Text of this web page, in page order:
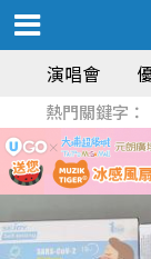
演唱會
熱門關鍵字：